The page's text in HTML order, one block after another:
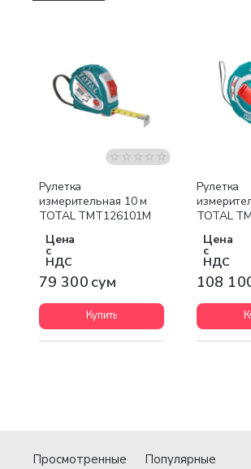
Рулетка
измерительная 10 м
TOTAL TMT126101M
Цена
с
НДС
79 300 сум
Купить
Рулетка
TOTAL
Цена
с
НДС
108
Просмотренные Популярные